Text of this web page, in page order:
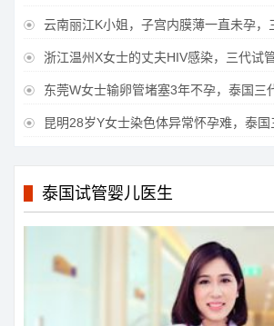
 云南丽江K小姐，子宫内膜薄一直未孕，
 浙江温州X女士的丈夫HIV感染，三代试
 东莞W女士输卵管堵塞3年不孕，泰国三
 昆明28岁Y女士染色体异常怀孕难，泰
泰国试管婴儿医生